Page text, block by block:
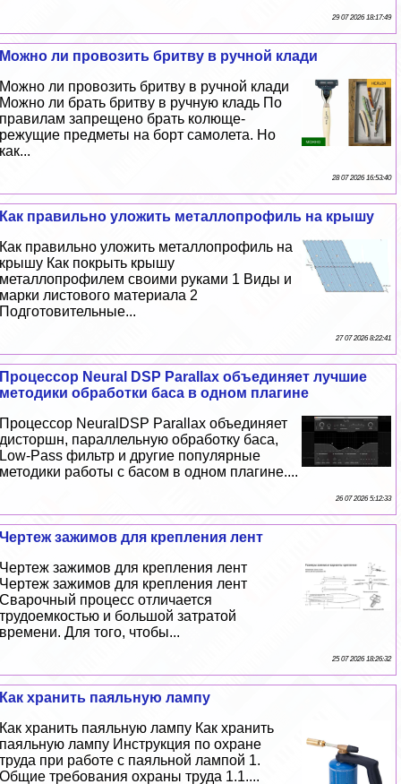
29 07 2026 18:17:49
Можно ли провозить бритву в ручной клади
Можно ли провозить бритву в ручной клади
Можно ли брать бритву в ручную кладь По
правилам запрещено брать колюще-
режущие предметы на борт самолета. Но
как...
28 07 2026 16:53:40
Как правильно уложить металлопрофиль на крышу
Как правильно уложить металлопрофиль на
крышу Как покрыть крышу
металлопрофилем своими руками 1 Виды и
марки листового материала 2
Подготовительные...
27 07 2026 8:22:41
Процессор Neural DSP Parallax объединяет лучшие
методики обработки баса в одном плагине
Процессор NeuralDSP Parallax объединяет
дисторшн, параллельную обработку баса,
Low-Pass фильтр и другие популярные
методики работы с басом в одном плагине....
26 07 2026 5:12:33
Чертеж зажимов для крепления лент
Чертеж зажимов для крепления лент
Чертеж зажимов для крепления лент
Сварочный процесс отличается
трудоемкостью и большой затратой
времени. Для того, чтобы...
25 07 2026 18:26:32
Как хранить паяльную лампу
Как хранить паяльную лампу Как хранить
паяльную лампу Инструкция по охране
труда при работе с паяльной лампой 1.
Общие требования охраны труда 1.1....